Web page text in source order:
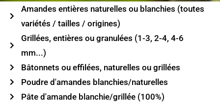
Amandes entières naturelles ou blanchies (toutes
variétés / tailles / origines)
Grillées, entières ou granulées (1-3, 2-4, 4-6
mm...)
Bâtonnets ou effilées, naturelles ou grillées
Poudre d'amandes blanchies/naturelles
Pâte d'amande blanchie/grillée (100%)